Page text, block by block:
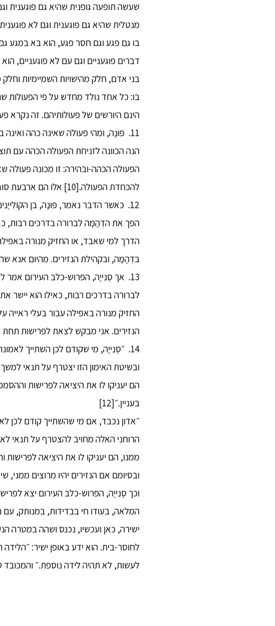
שעשה תופעה גופנית שהיא גם פוגענית
מנטלית שהיא גם פוגענית וגם לא
בו גם פגע וגם חסר פגע, הוא בא במגע
דברים פוגעניים וגם עם לא פוגעניים,
בני אדם, חלק מהישויות השמיימיות
בו: כל אחד נולד מחדש על פי הפעולות
הינם היורשים של פעולותיהם. זה נקרא
11. פּוּנַה, ומהי פעולה שאינה כהה
הנה הכוונה לזניחת הפעולה הכהה עם
הפעולה הכהה-ובהירה: זו מכונה פעולה
להכחדת הפעולה.[10] אלו הם ארבעת סוגי הפעולה שהוכרזו על ידי לאחר שהבנתי אותם בעצמי בידיעה ישירה.״
12. כאשר הדבר נאמר, פּוּנַה, בן
הפך את הדְהַמַּה לברורה בדרכים רבות,
הדרך למי שאבד, או החזיק מנורה
בדְהַמַּה, ובקהילת הנזירים. מהיום אנא
13. אך סֶנִייַה, הפרוש-כלב העירום
לברורה בדרכים רבות, כאילו הוא יישר
החזיק מנורה באפילה עבור בעלי
הנזירים. אני מבקש לצאת לפרישות
ובשיטת האימון הזו יצטרף על תנאי
הם יעניקו לו את היציאה לפרישות
בעניין.״[12]
״אדון נכבד, אם מי שהשתייך קודם לכן
הרוחני האלה מחויב להצטרף על תנאי
ממנו, הם יעניקו לו את היציאה
ובסיומם אם הנזירים יהיו מרוצים ממני,
וכך סֶנִייַה, הפרוש-כלב העירום יצא
המלאה, בעודו חי בבדידות, במנותק, עם
ישירה, כאן ועכשיו, נכנס ושהה במטרה
לחוסר-בית. הוא ידע באופן ישיר:
לעשות, לא תהיה לידה נוספת.״